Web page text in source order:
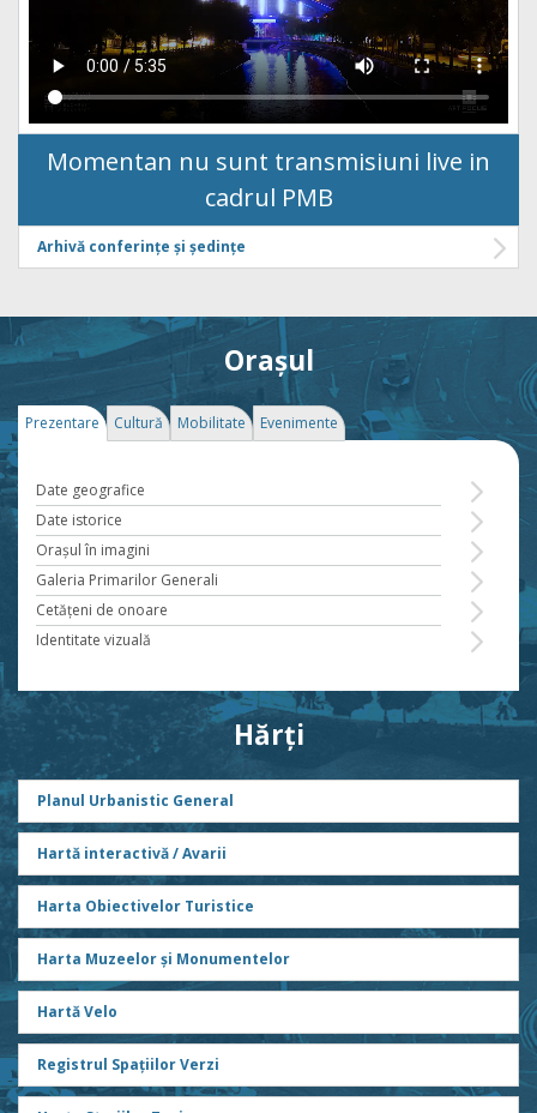
Momentan nu sunt transmisiuni live in
cadrul PMB
Arhivă conferințe și ședințe
Orașul
Prezentare Cultură Mobilitate Evenimente
Date geografice
Date istorice
Oraşul în imagini
Galeria Primarilor Generali
Cetăţeni de onoare
Identitate vizuală
Hărți
Planul Urbanistic General
Hartă interactivă / Avarii
Harta Obiectivelor Turistice
Harta Muzeelor și Monumentelor
Hartă Velo
Registrul Spațiilor Verzi